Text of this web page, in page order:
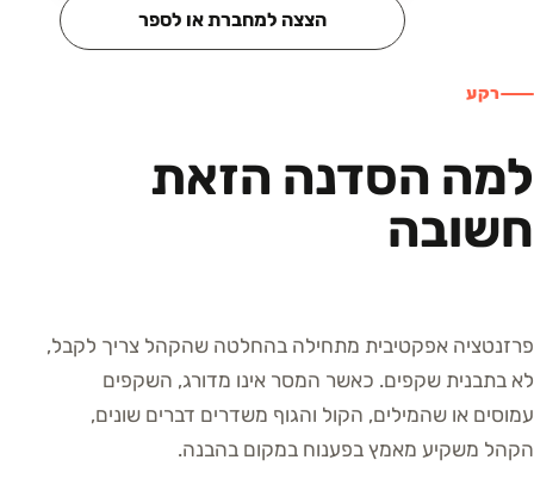
הצצה למחברת או לספר
רקע
למה הסדנה הזאת
חשובה
פרזנטציה אפקטיבית מתחילה בהחלטה שהקהל צריך לקבל,
לא בתבנית שקפים. כאשר המסר אינו מדורג, השקפים
עמוסים או שהמילים, הקול והגוף משדרים דברים שונים,
הקהל משקיע מאמץ בפענוח במקום בהבנה.